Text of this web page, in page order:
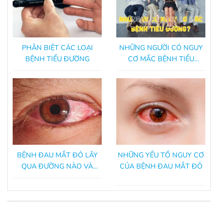
PHÂN BIỆT CÁC LOẠI
BỆNH TIỂU ĐƯỜNG
NHỮNG NGƯỜI CÓ NGUY
CƠ MẮC BỆNH TIỂU
BỆNH ĐAU MẮT ĐỎ LÂY
QUA ĐƯỜNG NÀO VÀ
NHỮNG YẾU TỐ NGUY CƠ
CỦA BỆNH ĐAU MẮT ĐỎ